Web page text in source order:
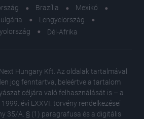
Brazília
Mexikó
Lengyelország
Dél-Afrika
Hungary Kft. Az oldalak tartalmával
jog fenntartva, beleértve a tartalom
céljára való felhasználását is – a
évi LXXVI. törvény rendelkezései
35/A. § (1) paragrafusa és a digitális